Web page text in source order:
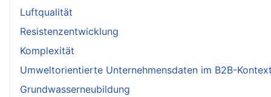
Luftqualität
Resistenzentwicklung
Komplexität
Umweltorientierte Unternehmensdaten im B2B-
Grundwasserneubildung